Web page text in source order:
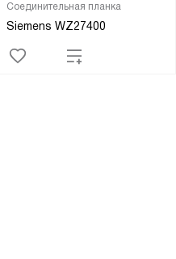
Соединительная планка
Siemens WZ27400